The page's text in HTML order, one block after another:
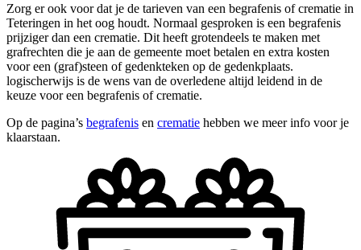
Zorg er ook voor dat je de tarieven van een begrafenis of crematie in
Teteringen in het oog houdt. Normaal gesproken is een begrafenis
prijziger dan een crematie. Dit heeft grotendeels te maken met
grafrechten die je aan de gemeente moet betalen en extra kosten
voor een (graf)steen of gedenkteken op de gedenkplaats.
logischerwijs is de wens van de overledene altijd leidend in de
keuze voor een begrafenis of crematie.
Op de pagina’s begrafenis en crematie hebben we meer info voor je
klaarstaan.